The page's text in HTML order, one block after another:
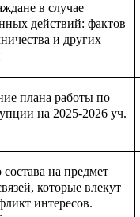
в случае
действий: фактов
и других
плана работы по
на 2025-2026 уч.
на предмет
которые влекут
интересов.